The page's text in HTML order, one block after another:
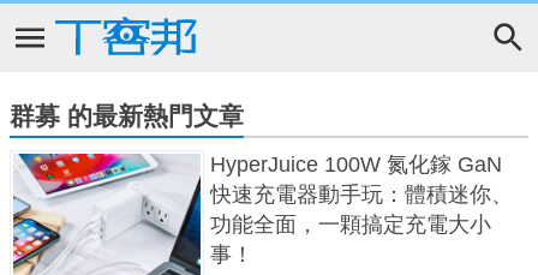
群募 的最新熱門文章
HyperJuice 100W 氮化鎵 GaN
快速充電器動手玩：體積迷你、
功能全面，一顆搞定充電大小
事！